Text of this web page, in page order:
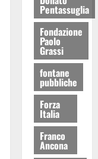
Pentassuglia
Fondazione
Paolo
Grassi
fontane
pubbliche
Forza
Italia
Franco
Ancona